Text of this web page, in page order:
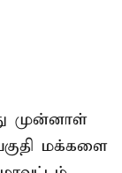
முன்னாள்
மக்களை